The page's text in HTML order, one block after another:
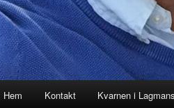
Hem Kontakt Kvarnen i